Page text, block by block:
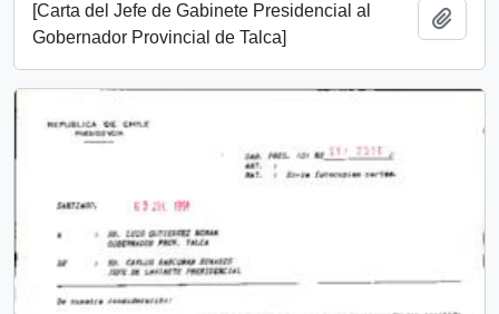
[Carta del Jefe de Gabinete Presidencial al
Gobernador Provincial de Talca]